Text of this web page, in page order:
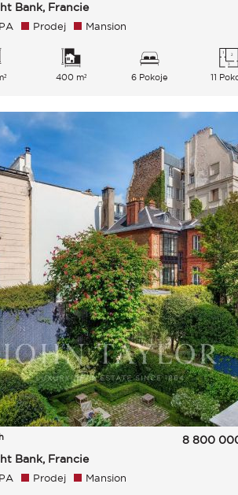
Bank, Francie
Prodej Mansion
400 m² 6 Pokoje 11
Bank, Francie
8 800
Prodej Mansion